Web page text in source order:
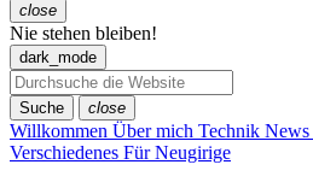
close
Menü
schließen
Nie stehen bleiben!
dark_mode
Suche close
Willkommen Über mich Technik News
Verschiedenes Für Neugirige